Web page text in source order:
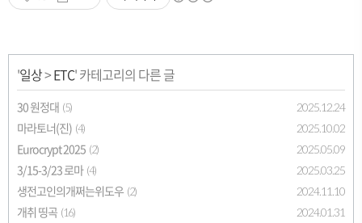
'일상>ETC' 카테고리의 다른 글
30 원정대 (5) 2025.12.24
마라토너(진) (4) 2025.10.02
Eurocrypt 2025 (2) 2025.05.09
3/15-3/23 로마 (4) 2025.03.25
생전고인의개쩌는위도우 (2) 2024.11.10
개취 띵곡 (16) 2024.01.31